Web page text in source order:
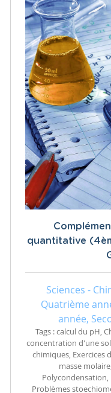
quantitative
Sciences -
Quatrième
année,
Tags : calcul du pH,
concentration d'une
chimiques, Exercices
masse
Problèmes